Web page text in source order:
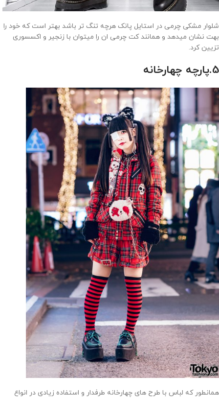
شلوار مشکی چرمی در استایل پانک هرچه تنگ تر باشد بهتر است که خود را
بهت نشان میدهد و همانند کت چرمی ان را میتوان با زنجیر و اکسسوری
تزیین کرد.
5.پارچه چهارخانه
همانطور که لباس با طرح های چهارخانه طرفدار و استفاده زیادی در انواع